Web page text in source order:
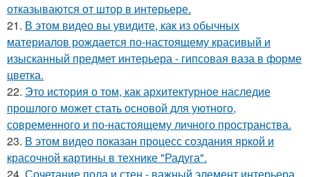
отказываются от штор в интерьере.
21. В этом видео вы увидите, как из обычных
материалов рождается по-настоящему красивый и
изысканный предмет интерьера - гипсовая ваза в форме
цветка.
22. Это история о том, как архитектурное наследие
прошлого может стать основой для уютного,
современного и по-настоящему личного пространства.
23. В этом видео показан процесс создания яркой и
красочной картины в технике "Радуга".
24. Сочетание пола и стен - важный элемент интерьера,